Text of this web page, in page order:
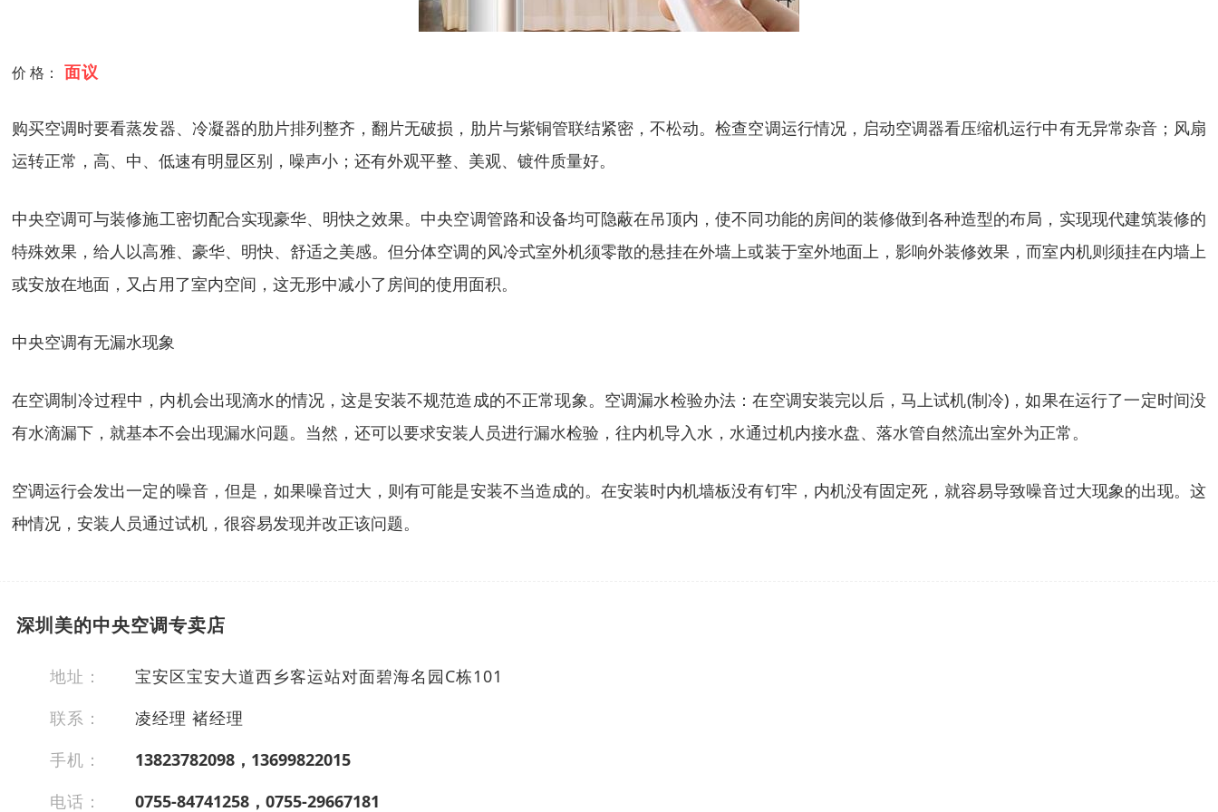
价 格： 面议
购买空调时要看蒸发器、冷凝器的肋片排列整齐，翻片无破损，肋片与紫铜管联结紧密，不松动。检查空调运行情况，启动空调器看压缩机运行中有无异常杂音；风扇
运转正常，高、中、低速有明显区别，噪声小；还有外观平整、美观、镀件质量好。
中央空调可与装修施工密切配合实现豪华、明快之效果。中央空调管路和设备均可隐蔽在吊顶内，使不同功能的房间的装修做到各种造型的布局，实现现代建筑装修的
特殊效果，给人以高雅、豪华、明快、舒适之美感。但分体空调的风冷式室外机须零散的悬挂在外墙上或装于室外地面上，影响外装修效果，而室内机则须挂在内墙上
或安放在地面，又占用了室内空间，这无形中减小了房间的使用面积。
中央空调有无漏水现象
在空调制冷过程中，内机会出现滴水的情况，这是安装不规范造成的不正常现象。空调漏水检验办法：在空调安装完以后，马上试机(制冷)，如果在运行了一定时间没
有水滴漏下，就基本不会出现漏水问题。当然，还可以要求安装人员进行漏水检验，往内机导入水，水通过机内接水盘、落水管自然流出室外为正常。
空调运行会发出一定的噪音，但是，如果噪音过大，则有可能是安装不当造成的。在安装时内机墙板没有钉牢，内机没有固定死，就容易导致噪音过大现象的出现。这
种情况，安装人员通过试机，很容易发现并改正该问题。
深圳美的中央空调专卖店
地址：
宝安区宝安大道西乡客运站对面碧海名园C栋101
联系：
凌经理 褚经理
手机：
13823782098，13699822015
电话：
0755-84741258，0755-29667181